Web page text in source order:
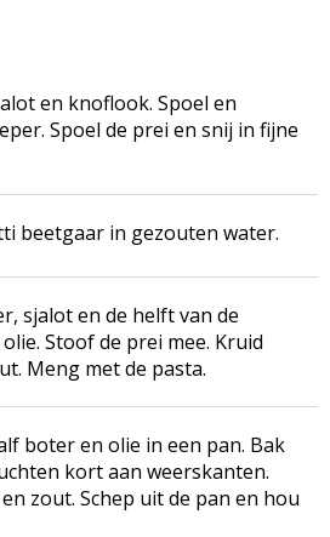
en knoflook. Spoel en
Spoel de prei en snij in fijne
beetgaar in gezouten water.
sjalot en de helft van de
Stoof de prei mee. Kruid
Meng met de pasta.
boter en olie in een pan. Bak
kort aan weerskanten.
zout. Schep uit de pan en hou